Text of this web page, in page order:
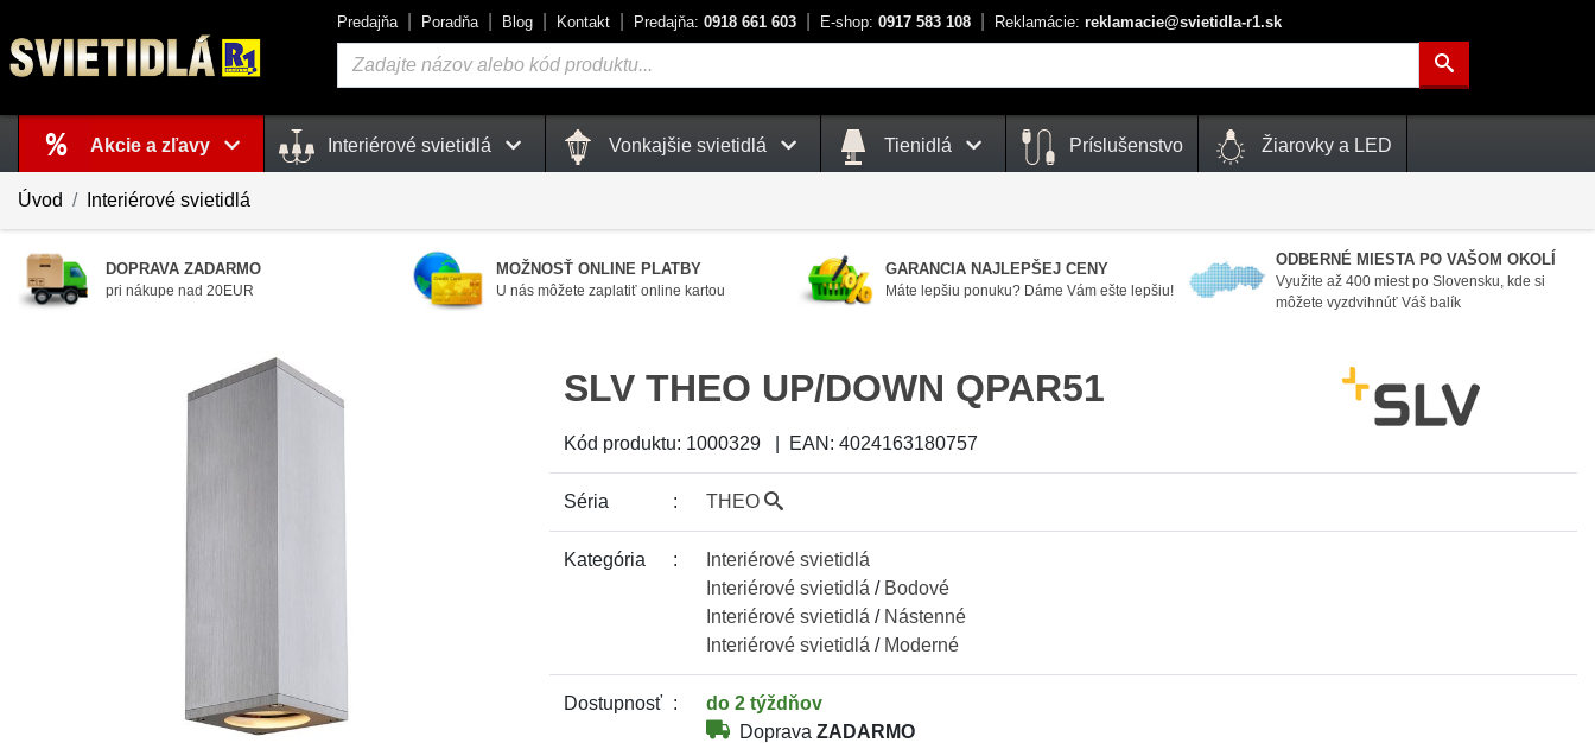
Predajňa Poradňa Blog Kontakt Predajňa: 0918 661 603 E-shop: 0917 583 108 Reklamácie: reklamacie@svietidla-r1.sk
Vyhľadávanie
Košík
je prázdny
Akcie a zľavy Interiérové svietidlá Vonkajšie svietidlá Tienidlá Príslušenstvo Žiarovky a LED
Úvod Interiérové svietidlá
DOPRAVA ZADARMO
pri nákupe nad 20EUR
MOŽNOSŤ ONLINE PLATBY
U nás môžete zaplatiť online kartou
GARANCIA NAJLEPŠEJ CENY
Máte lepšiu ponuku? Dáme Vám ešte lepšiu!
ODBERNÉ MIESTA PO VAŠOM OKOLÍ
Využite až 400 miest po Slovensku, kde si
môžete vyzdvihnúť Váš balík
SLV THEO UP/DOWN QPAR51
Kód produktu: 1000329 EAN: 4024163180757
Séria THEO
Kategória Interiérové svietidlá
Interiérové svietidlá / Bodové
Interiérové svietidlá / Nástenné
Interiérové svietidlá / Moderné
Dostupnosť
do 2 týždňov
Doprava ZADARMO